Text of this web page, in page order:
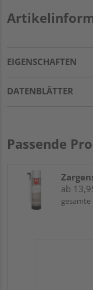
EIGENSCHAFTEN
DATENBLÄTTER
Passende
ab